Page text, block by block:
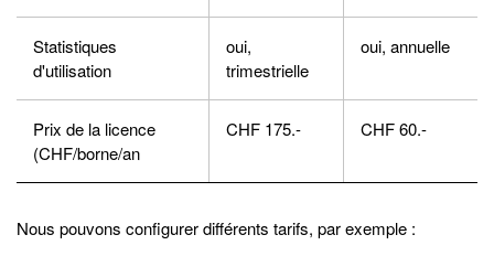
Statistiques
d'utilisation
oui,
trimestrielle
oui, annuelle
Prix de la licence
(CHF/borne/an
CHF 175.- CHF 60.-
Nous pouvons configurer différents tarifs, par exemple :